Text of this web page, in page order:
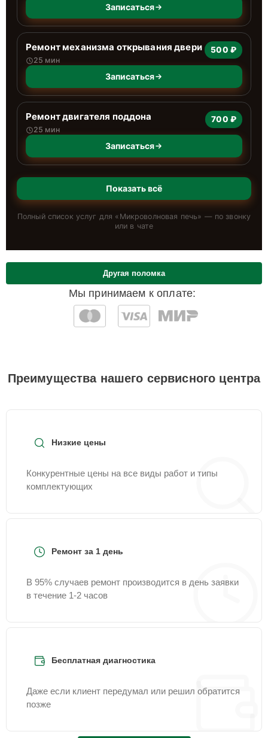
Записаться
Ремонт механизма открывания двери
25 мин
500 ₽
Записаться
Ремонт двигателя поддона
25 мин
700 ₽
Записаться
Показать всё
Полный список услуг для « Микроволновая печь» — по звонку
или в чате
Мы принимаем к оплате:
Другая поломка
Преимущества нашего сервисного центра
Низкие цены
Конкурентные цены на все виды работ и типы
комплектующих
Ремонт за 1 день
В 95% случаев ремонт производится в день заявки
в течение 1-2 часов
Бесплатная диагностика
Даже если клиент передумал или решил обратится
позже